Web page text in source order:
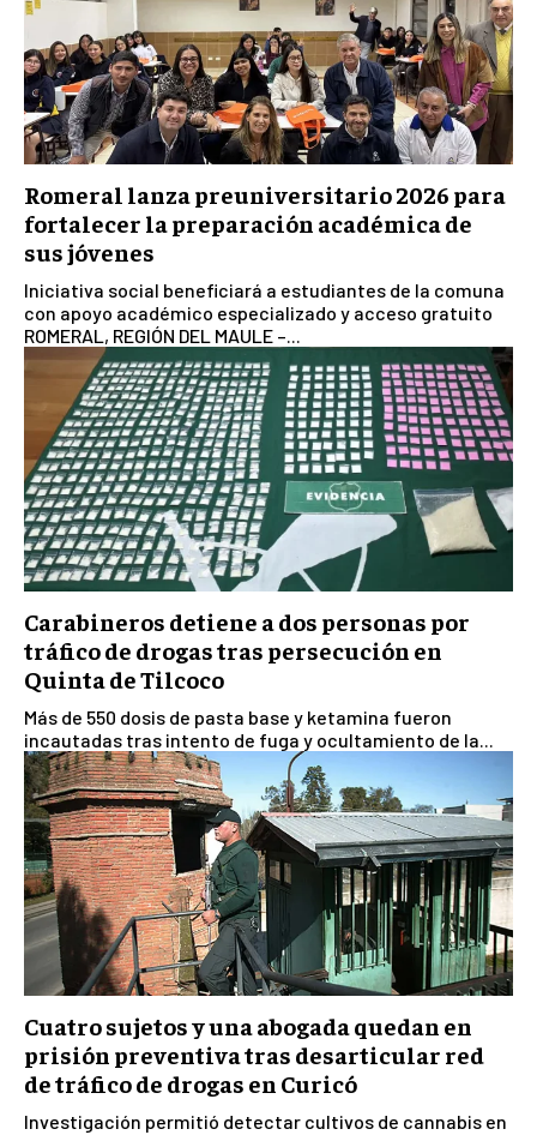
Romeral lanza preuniversitario 2026 para
fortalecer la preparación académica de
sus jóvenes
Iniciativa social beneficiará a estudiantes de la comuna
con apoyo académico especializado y acceso gratuito
ROMERAL, REGIÓN DEL MAULE –...
Carabineros detiene a dos personas por
tráfico de drogas tras persecución en
Quinta de Tilcoco
Más de 550 dosis de pasta base y ketamina fueron
incautadas tras intento de fuga y ocultamiento de la...
Cuatro sujetos y una abogada quedan en
prisión preventiva tras desarticular red
de tráfico de drogas en Curicó
Investigación permitió detectar cultivos de cannabis en